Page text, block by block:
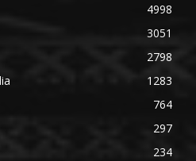
4998
3051
2798
1283
764
297
234